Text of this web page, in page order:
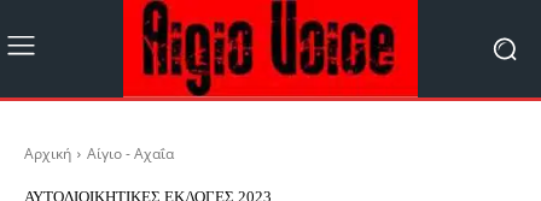
Αρχική Αίγιο - Αχαΐα
ΑΥΤΟΔΙΟΙΚΗΤΙΚΈΣ ΕΚΛΟΓΈΣ 2023